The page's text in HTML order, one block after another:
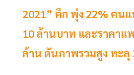
2021” คึก พุ่ง 22% คน
10 ล้านบาท และราคาแ
ล้าน ดันภาพรวมสูง ทะลุ